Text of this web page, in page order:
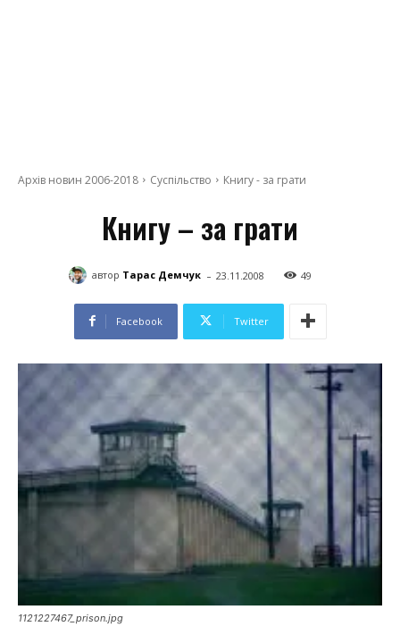
Архів новин 2006-2018 Суспільство Книгу - за грати
Книгу – за грати
автор Тарас Демчук - 23.11.2008 49
Facebook Twitter
1121227467_prison.jpg